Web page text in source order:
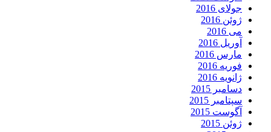
جولای 2016
ژوئن 2016
می 2016
آوریل 2016
مارس 2016
فوریه 2016
ژانویه 2016
دسامبر 2015
سپتامبر 2015
آگوست 2015
ژوئن 2015